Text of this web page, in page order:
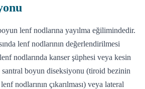
lenf nodlarına yayılma eğilimindedir.
lenf nodlarının değerlendirilmesi
nodlarında kanser şüphesi veya kesin
boyun diseksiyonu (tiroid bezinin
nodlarının çıkarılması) veya lateral